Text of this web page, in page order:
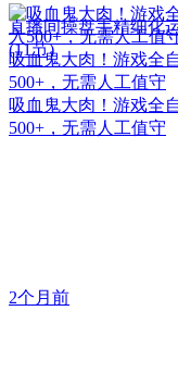
直播间操盘手精细化
(11节)
吸血鬼大肉！游戏全
500+，无需人工值守
吸血鬼大肉！游戏全
500+，无需人工值守
2个月前